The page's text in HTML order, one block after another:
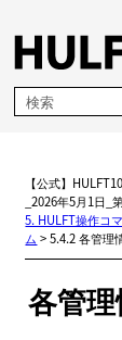
【公式】
_2026年5月1日_
5. HULFT操作コ
ム >5.4.2 各管理
各管